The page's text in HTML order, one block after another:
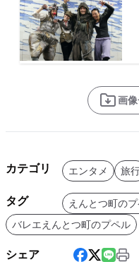
画
カテゴリ エンタメ 旅
タグ えんとつ町の
バレエえんとつ町のプペル
シェア